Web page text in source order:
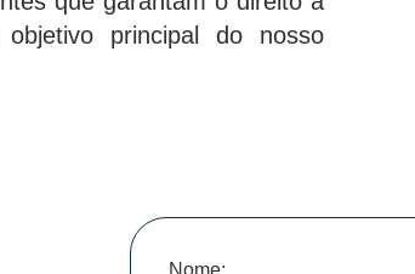
principal do nosso
Nome: